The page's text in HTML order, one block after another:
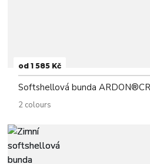
od 1 585 Kč
Softshellová bunda
2 colours